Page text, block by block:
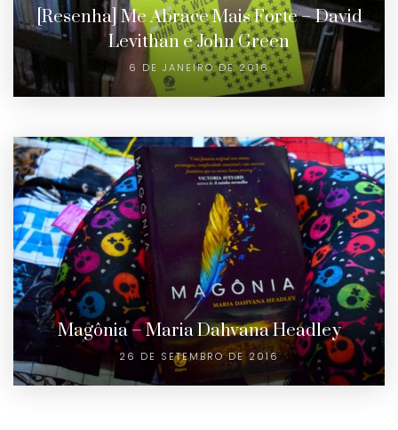
[Resenha] Me Abrace Mais Forte – David
Levithan e John Green
6 DE JANEIRO DE 2016
Magônia – Maria Dahvana Headley
26 DE SETEMBRO DE 2016